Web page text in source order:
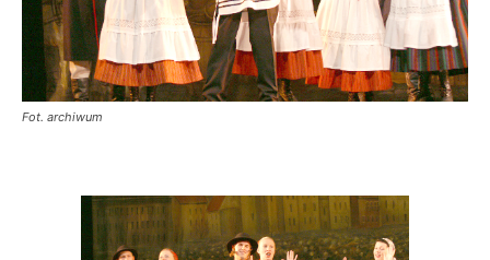
Fot. archiwum